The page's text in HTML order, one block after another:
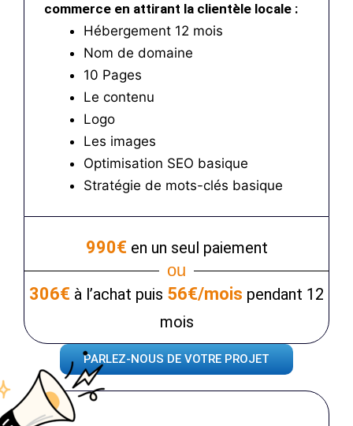
commerce en attirant la clientèle locale :
Hébergement 12 mois
Nom de domaine
10 Pages
Le contenu
Logo
Les images
Optimisation SEO basique
Stratégie de mots-clés basique
990€ en un seul paiement
ou
306€ à l’achat puis 56€/mois pendant 12
mois
PARLEZ-NOUS DE VOTRE PROJET